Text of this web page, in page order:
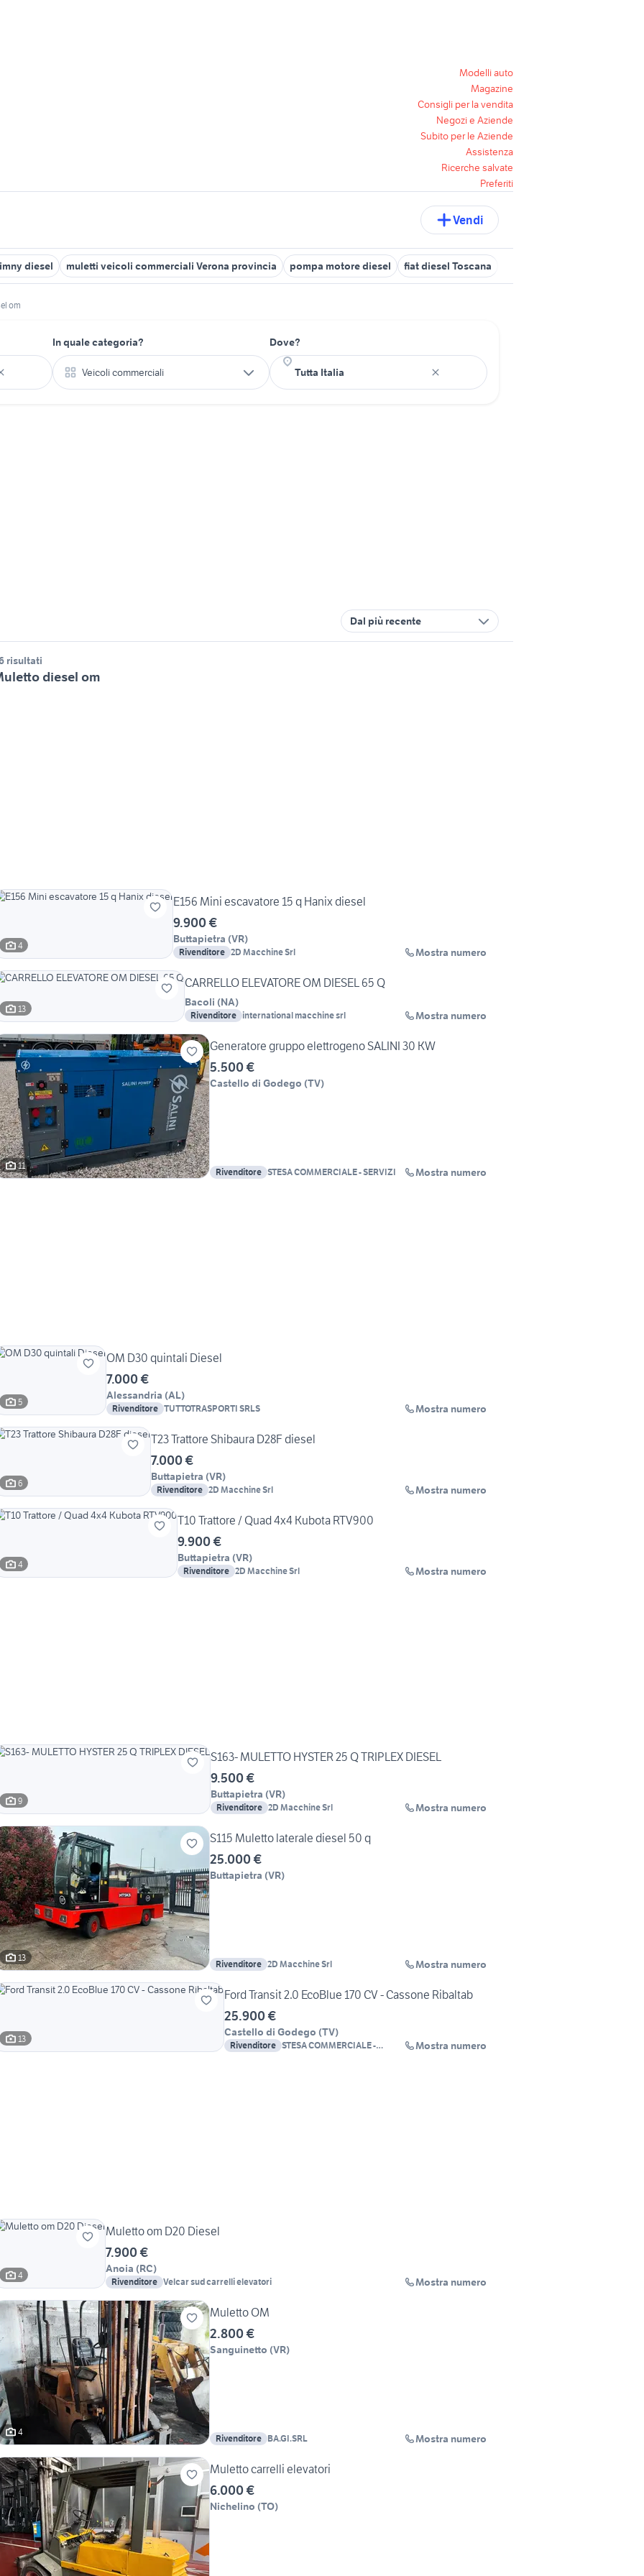
Modelli auto
Magazine
Consigli per la vendita
Negozi e Aziende
Subito per le Aziende
Assistenza
Ricerche salvate
Preferiti
Vendi
diesel muletti veicoli commerciali Verona provincia pompa motore diesel fiat diesel Toscana
om
In quale categoria?
Veicoli commerciali
Dove?
Dal più recente
risultati
diesel om
4
E156 Mini escavatore 15 q Hanix diesel
9.900 €
Buttapietra (VR)
Rivenditore 2D Macchine Srl Mostra numero
13
CARRELLO ELEVATORE OM DIESEL 65 Q
Bacoli (NA)
Rivenditore international macchine srl Mostra numero
11
Generatore gruppo elettrogeno SALINI 30 KW
5.500 €
Castello di Godego (TV)
Rivenditore STESA COMMERCIALE - SERVIZI Mostra numero
5
OM D30 quintali Diesel
7.000 €
Alessandria (AL)
Rivenditore TUTTOTRASPORTI SRLS Mostra numero
6
T23 Trattore Shibaura D28F diesel
7.000 €
Buttapietra (VR)
Rivenditore 2D Macchine Srl Mostra numero
4
T10 Trattore / Quad 4x4 Kubota RTV900
9.900 €
Buttapietra (VR)
Rivenditore 2D Macchine Srl Mostra numero
9
S163- MULETTO HYSTER 25 Q TRIPLEX DIESEL
9.500 €
Buttapietra (VR)
Rivenditore 2D Macchine Srl Mostra numero
13
S115 Muletto laterale diesel 50 q
25.000 €
Buttapietra (VR)
Rivenditore 2D Macchine Srl Mostra numero
13
Ford Transit 2.0 EcoBlue 170 CV - Cassone Ribaltab
25.900 €
Castello di Godego (TV)
Rivenditore STESA COMMERCIALE -
Mostra numero
4
Muletto om D20 Diesel
7.900 €
Anoia (RC)
Rivenditore Velcar sud carrelli elevatori Mostra numero
4
Muletto OM
2.800 €
Sanguinetto (VR)
Rivenditore BA.GI.SRL Mostra numero
Muletto carrelli elevatori
6.000 €
Nichelino (TO)